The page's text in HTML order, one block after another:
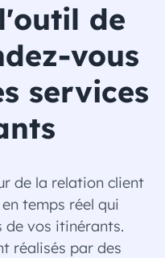
de
vous
services
de la relation client
temps réel qui
de vos itinérants.
réalisés par des